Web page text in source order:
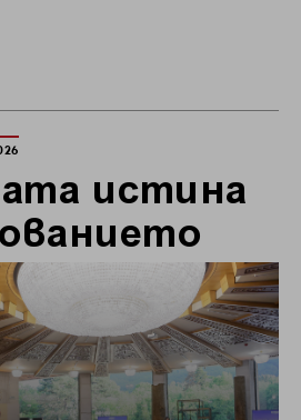
истина